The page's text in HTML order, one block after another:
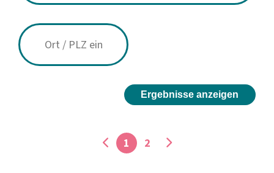
Ergebnisse anzeigen
1 2